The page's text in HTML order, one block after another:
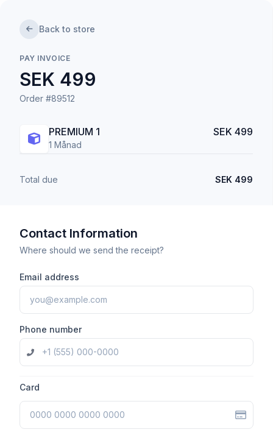
Back to store
PAY INVOICE
SEK 499
Order #89512
PREMIUM 1
1 Månad
SEK 499
Total due SEK 499
Contact Information
Where should we send the receipt?
Email address
Phone number
Card